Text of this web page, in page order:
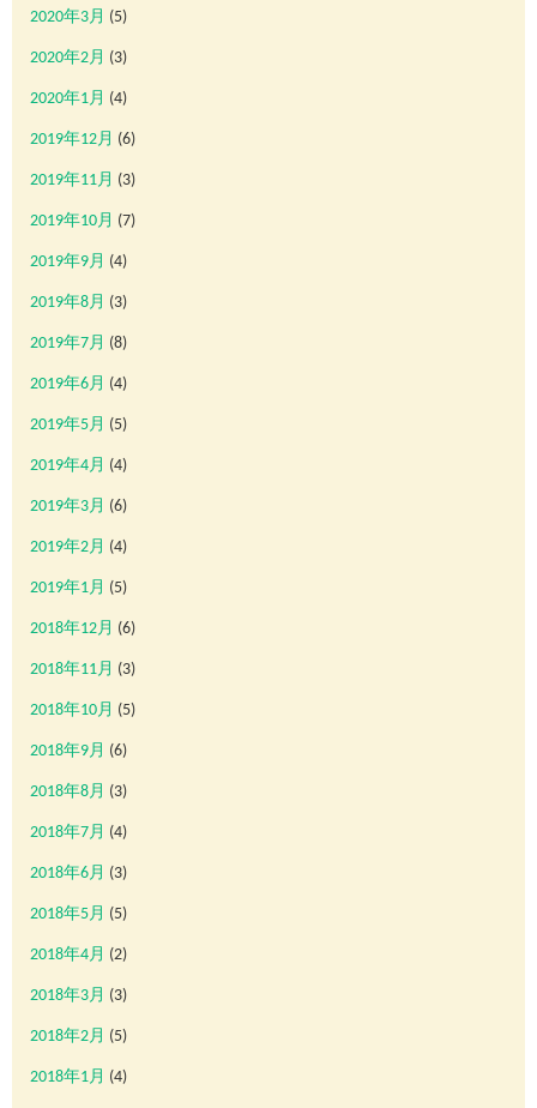
2020年3月 (5)
2020年2月 (3)
2020年1月 (4)
2019年12月 (6)
2019年11月 (3)
2019年10月 (7)
2019年9月 (4)
2019年8月 (3)
2019年7月 (8)
2019年6月 (4)
2019年5月 (5)
2019年4月 (4)
2019年3月 (6)
2019年2月 (4)
2019年1月 (5)
2018年12月 (6)
2018年11月 (3)
2018年10月 (5)
2018年9月 (6)
2018年8月 (3)
2018年7月 (4)
2018年6月 (3)
2018年5月 (5)
2018年4月 (2)
2018年3月 (3)
2018年2月 (5)
2018年1月 (4)